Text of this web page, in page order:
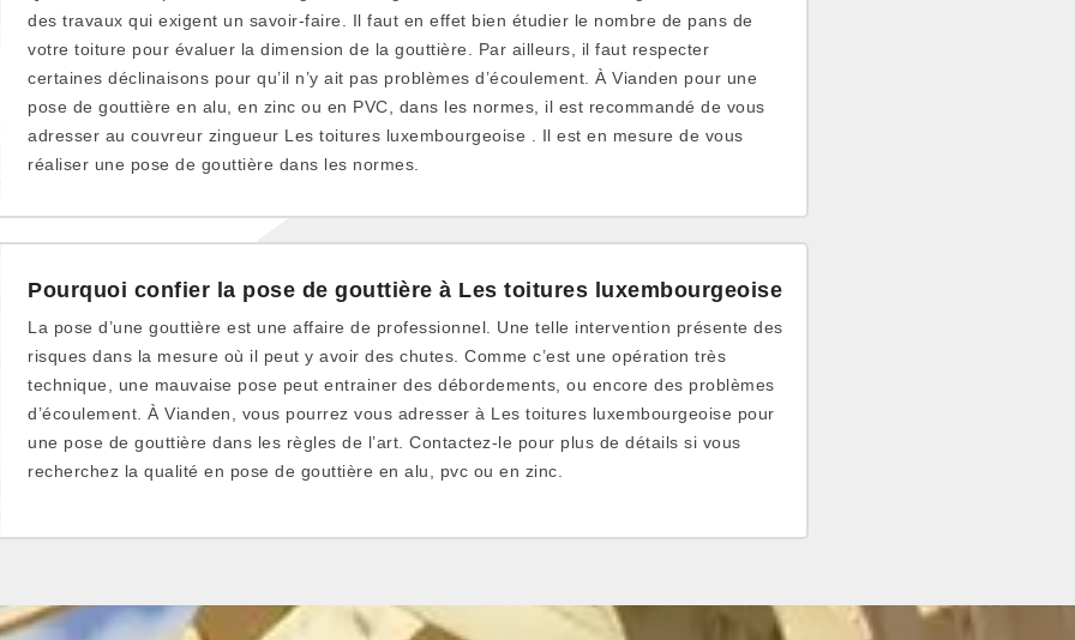
des travaux qui exigent un savoir-faire. Il faut en effet bien étudier le nombre de pans de
votre toiture pour évaluer la dimension de la gouttière. Par ailleurs, il faut respecter
certaines déclinaisons pour qu’il n’y ait pas problèmes d’écoulement. À Vianden pour une
pose de gouttière en alu, en zinc ou en PVC, dans les normes, il est recommandé de vous
adresser au couvreur zingueur Les toitures luxembourgeoise . Il est en mesure de vous
réaliser une pose de gouttière dans les normes.
Pourquoi confier la pose de gouttière à Les toitures luxembourgeoise
La pose d’une gouttière est une affaire de professionnel. Une telle intervention présente des
risques dans la mesure où il peut y avoir des chutes. Comme c’est une opération très
technique, une mauvaise pose peut entrainer des débordements, ou encore des problèmes
d’écoulement. À Vianden, vous pourrez vous adresser à Les toitures luxembourgeoise pour
une pose de gouttière dans les règles de l’art. Contactez-le pour plus de détails si vous
recherchez la qualité en pose de gouttière en alu, pvc ou en zinc.